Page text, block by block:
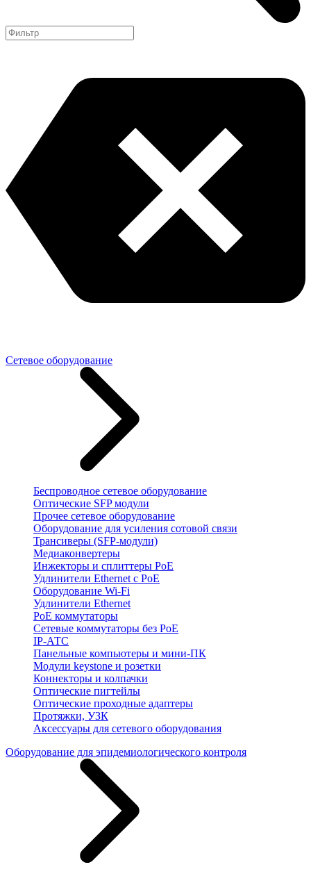
Сетевое оборудование
Беспроводное сетевое оборудование
Оптические SFP модули
Прочее сетевое оборудование
Оборудование для усиления сотовой связи
Трансиверы (SFP-модули)
Медиаконвертеры
Инжекторы и сплиттеры PoE
Удлинители Ethernet с PoE
Оборудование Wi-Fi
Удлинители Ethernet
PoE коммутаторы
Сетевые коммутаторы без PoE
IP-АТС
Панельные компьютеры и мини-ПК
Модули keystone и розетки
Коннекторы и колпачки
Оптические пигтейлы
Оптические проходные адаптеры
Протяжки, УЗК
Аксессуары для сетевого оборудования
Оборудование для эпидемиологического контроля